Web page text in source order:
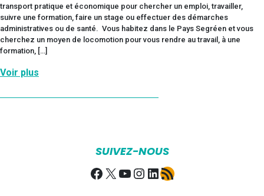
transport pratique et économique pour chercher un emploi, travailler,
suivre une formation, faire un stage ou effectuer des démarches
administratives ou de santé. Vous habitez dans le Pays Segréen et vous
cherchez un moyen de locomotion pour vous rendre au travail, à une
formation, […]
Voir plus
SUIVEZ-NOUS
Facebook
X YouTube
Instagram
LinkedIn
Flux RSS